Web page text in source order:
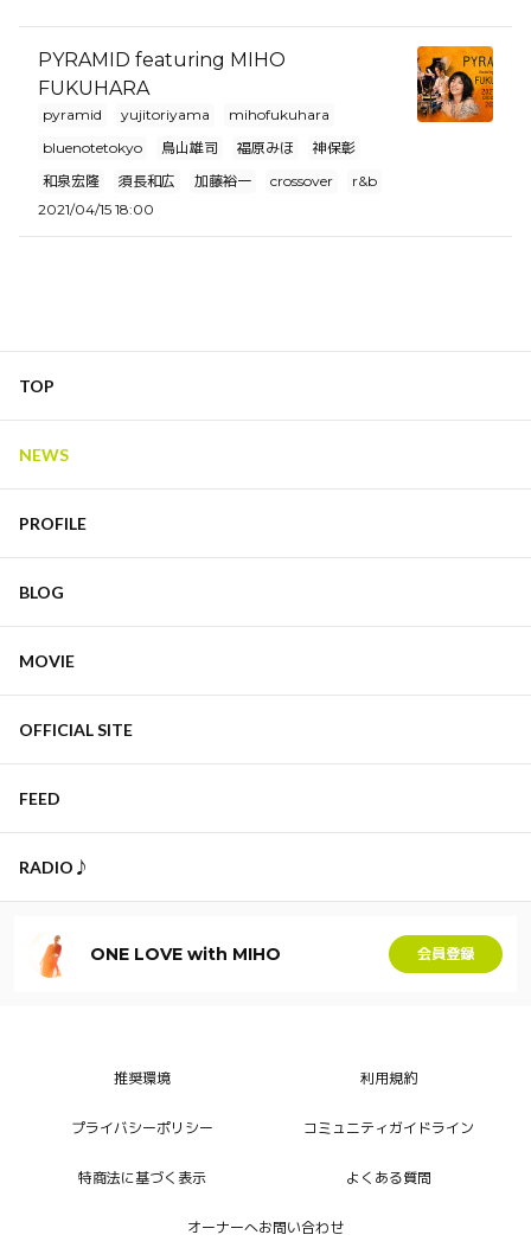
PYRAMID featuring MIHO
FUKUHARA
pyramid yujitoriyama
mihofukuhara
bluenotetokyo
鳥山雄司 福原みほ
神保彰
和泉宏隆
須長和広 加藤裕一 crossover
r&b
2021/04/15 18:00
TOP
NEWS
PROFILE
BLOG
MOVIE
OFFICIAL SITE
FEED
RADIO♪
ONE LOVE with MIHO 会員登録
推奨環境 利用規約
プライバシーポリシー コミュニティガイドライン
特商法に基づく表示 よくある質問
オーナーへお問い合わせ